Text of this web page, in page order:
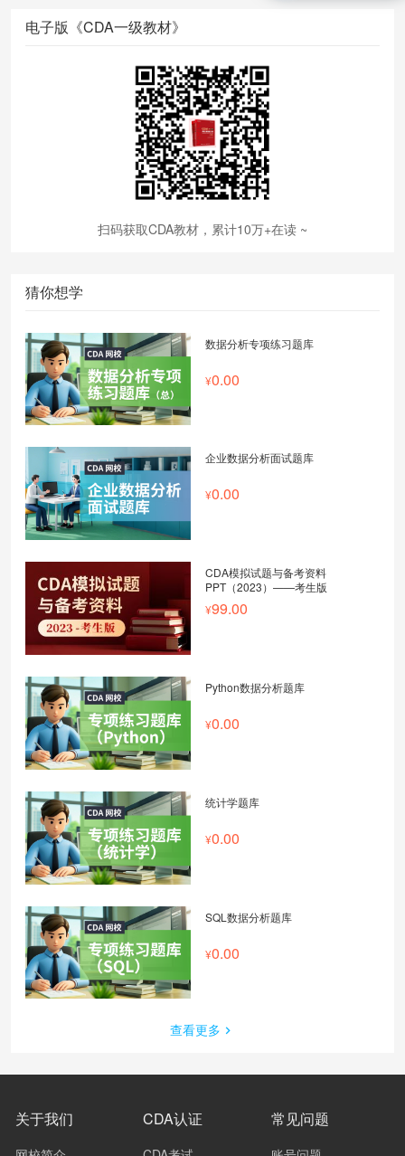
电子版《CDA一级教材》
扫码获取CDA教材，累计10万+在读 ~
猜你想学
数据分析专项练习题库
0.00
企业数据分析面试题库
0.00
CDA模拟试题与备考资料
PPT（2023）——考生版
99.00
Python数据分析题库
0.00
统计学题库
0.00
SQL数据分析题库
0.00
查看更多
关于我们 CDA认证 常见问题